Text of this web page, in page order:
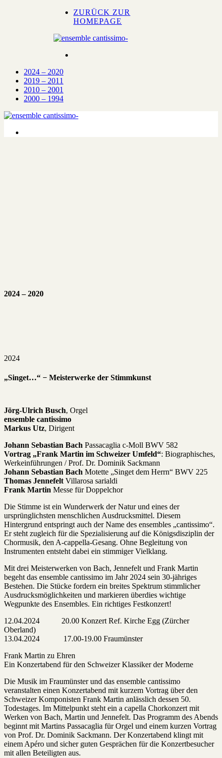
ZURÜCK ZUR
HOMEPAGE
2024 – 2020
2019 – 2011
2010 – 2001
2000 – 1994
2024 – 2020
2024
„Singet…“ − Meisterwerke der Stimmkunst
Jörg-Ulrich Busch, Orgel
ensemble cantissimo
Markus Utz, Dirigent
Johann Sebastian Bach Passacaglia c-Moll BWV 582
Vortrag „Frank Martin im Schweizer Umfeld“: Biographisches,
Werkeinführungen / Prof. Dr. Dominik Sackmann
Johann Sebastian Bach Motette „Singet dem Herrn“ BWV 225
Thomas Jennefelt Villarosa sarialdi
Frank Martin Messe für Doppelchor
Die Stimme ist ein Wunderwerk der Natur und eines der
ursprünglichsten menschlichen Ausdrucksmittel. Diesem
Hintergrund entspringt auch der Name des ensembles „cantissimo“.
Er steht zugleich für die Spezialisierung auf die Königsdisziplin der
Chormusik, den A-cappella-Gesang. Ohne Begleitung von
Instrumenten entsteht dabei ein stimmiger Vielklang.
Mit drei Meisterwerken von Bach, Jennefelt und Frank Martin
begeht das ensemble cantissimo im Jahr 2024 sein 30-jähriges
Bestehen. Die Stücke fordern ein breites Spektrum stimmlicher
Ausdrucksmöglichkeiten und markieren überdies wichtige
Wegpunkte des Ensembles. Ein richtiges Festkonzert!
12.04.2024 20.00 Konzert Ref. Kirche Egg (Zürcher
Oberland)
13.04.2024 17.00-19.00 Fraumünster
Frank Martin zu Ehren
Ein Konzertabend für den Schweizer Klassiker der Moderne
Die Musik im Fraumünster und das ensemble cantissimo
veranstalten einen Konzertabend mit kurzem Vortrag über den
Schweizer Komponisten Frank Martin anlässlich dessen 50.
Todestages. Im Mittelpunkt steht ein a capella Chorkonzert mit
Werken von Bach, Martin und Jennefelt. Das Programm des Abends
beginnt mit Martins Passacaglia für Orgel und einem kurzen Vortrag
von Prof. Dr. Dominik Sackmann. Der Konzertabend klingt mit
einem Apéro und sicher guten Gesprächen für die Konzertbesucher
mit allen Beteiligten aus.